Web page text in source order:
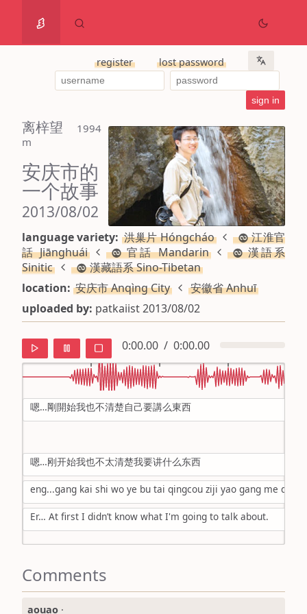
register lost password
离梓望
1994
m
安庆市的
一个故事
2013/08/02
language variety: 洪巢片 Hóngcháo
江淮官
話 Jiānghuái
官話 Mandarin
漢語系
Sinitic
漢藏語系 Sino-Tibetan
location: 安庆市 Anqìng City
安徽省 Anhuī
uploaded by: patkaiist 2013/08/02
0:00.00 / 0:00.00
default
mandarin
roman
english
嗯…剛開始我也不清楚自己要講么東西
嗯…刚开始我也不太清楚我要讲什么东西
eng...gang kai shi wo ye bu tai qingcou ziji yao gang me dong
Er… At first I didn’t know what I'm going to talk about.
Comments
aouao ·